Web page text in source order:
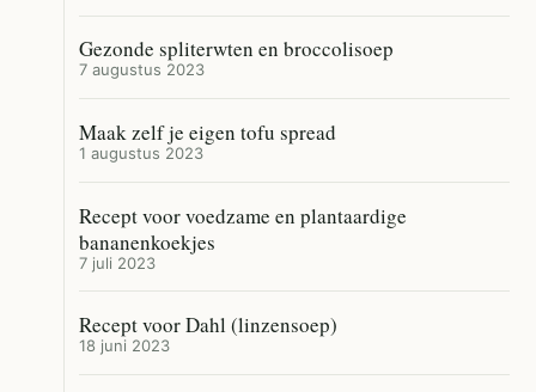
Gezonde spliterwten en broccolisoep
7 augustus 2023
Maak zelf je eigen tofu spread
1 augustus 2023
Recept voor voedzame en plantaardige
bananenkoekjes
7 juli 2023
Recept voor Dahl (linzensoep)
18 juni 2023